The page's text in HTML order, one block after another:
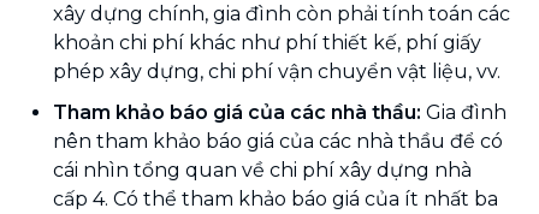
xây dựng chính, gia đình còn phải tính toán các
khoản chi phí khác như phí thiết kế, phí giấy
phép xây dựng, chi phí vận chuyển vật liệu, vv.
Tham khảo báo giá của các nhà thầu: Gia đình
nên tham khảo báo giá của các nhà thầu để có
cái nhìn tổng quan về chi phí xây dựng nhà
cấp 4. Có thể tham khảo báo giá của ít nhất ba